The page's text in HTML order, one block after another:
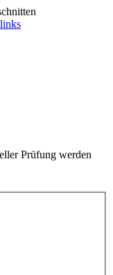
Prüfung werden